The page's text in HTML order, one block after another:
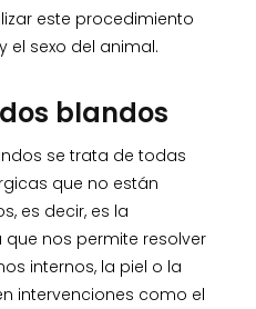
este procedimiento
el sexo del animal.
blandos
se trata de todas
que no están
es decir, es la
nos permite resolver
internos, la piel o la
intervenciones como el